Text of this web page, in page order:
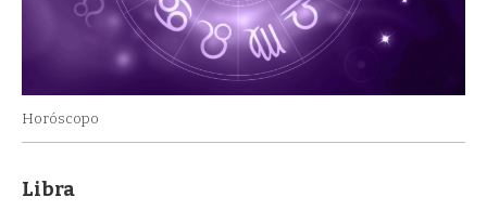
Horóscopo
Libra